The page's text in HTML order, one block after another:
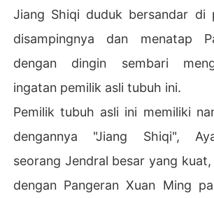
Jiang Shiqi duduk bersandar di
disampingnya dan menatap
dengan dingin sembari
ingatan pemilik asli tubuh ini.
Pemilik tubuh asli ini memiliki
dengannya "Jiang Shiqi",
seorang Jendral besar yang
dengan Pangeran Xuan Ming